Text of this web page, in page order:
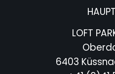
LOFT
6403